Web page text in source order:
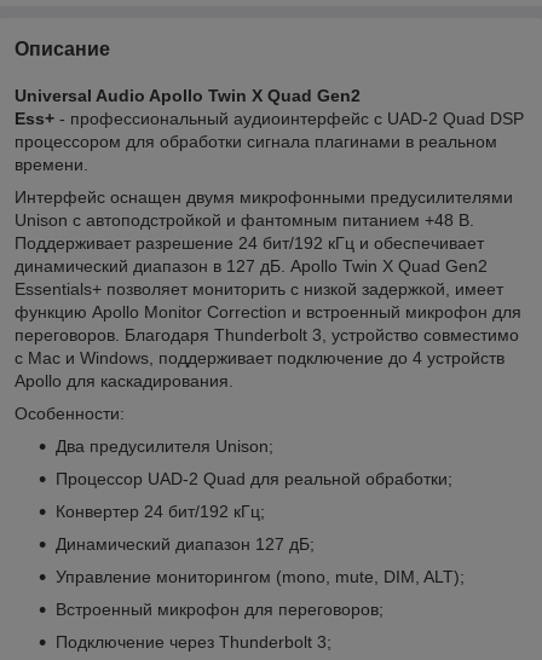
Описание
Universal Audio Apollo Twin X Quad Gen2
Ess+ - профессиональный аудиоинтерфейс с UAD-2 Quad DSP
процессором для обработки сигнала плагинами в реальном
времени.
Интерфейс оснащен двумя микрофонными предусилителями
Unison с автоподстройкой и фантомным питанием +48 В.
Поддерживает разрешение 24 бит/192 кГц и обеспечивает
динамический диапазон в 127 дБ. Apollo Twin X Quad Gen2
Essentials+ позволяет мониторить с низкой задержкой, имеет
функцию Apollo Monitor Correction и встроенный микрофон для
переговоров. Благодаря Thunderbolt 3, устройство совместимо
с Mac и Windows, поддерживает подключение до 4 устройств
Apollo для каскадирования.
Особенности:
Два предусилителя Unison;
Процессор UAD-2 Quad для реальной обработки;
Конвертер 24 бит/192 кГц;
Динамический диапазон 127 дБ;
Управление мониторингом (mono, mute, DIM, ALT);
Встроенный микрофон для переговоров;
Подключение через Thunderbolt 3;